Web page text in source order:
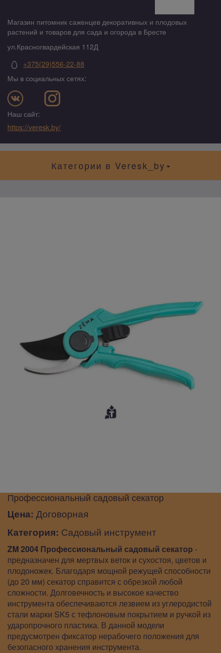
Магазин питомник саженцев декоративных и плодовых
растений и товаров для сада и огорода в Бресте
ул.Красногвардейская 112Д
+375(29)556-22-88
Мы в социальных сетях:
Наш сайт:
https://veresk.by/
Категории в Veresk_by
Профессиональный садовый секатор
Цена: Договорная
Категория: Садовый инструмент
ZM 2004 Профессиональный садовый секатор -
предназначен для мертвых веток и сухостоя, цветов и
плодоножек. Благодаря мощной режущей способности
(до 20 мм) секатор справится с обрезкой любой
сложности. Долговечность и высокое качество
инструмента обеспечиваются лезвием из углеродистой
стали марки SK5 с тефлоновым покрытием и ручкой из
ударопрочного пластика. В данной модели
предусмотрен фиксатор нерабочего положения для
безопасного хранения инструмента.